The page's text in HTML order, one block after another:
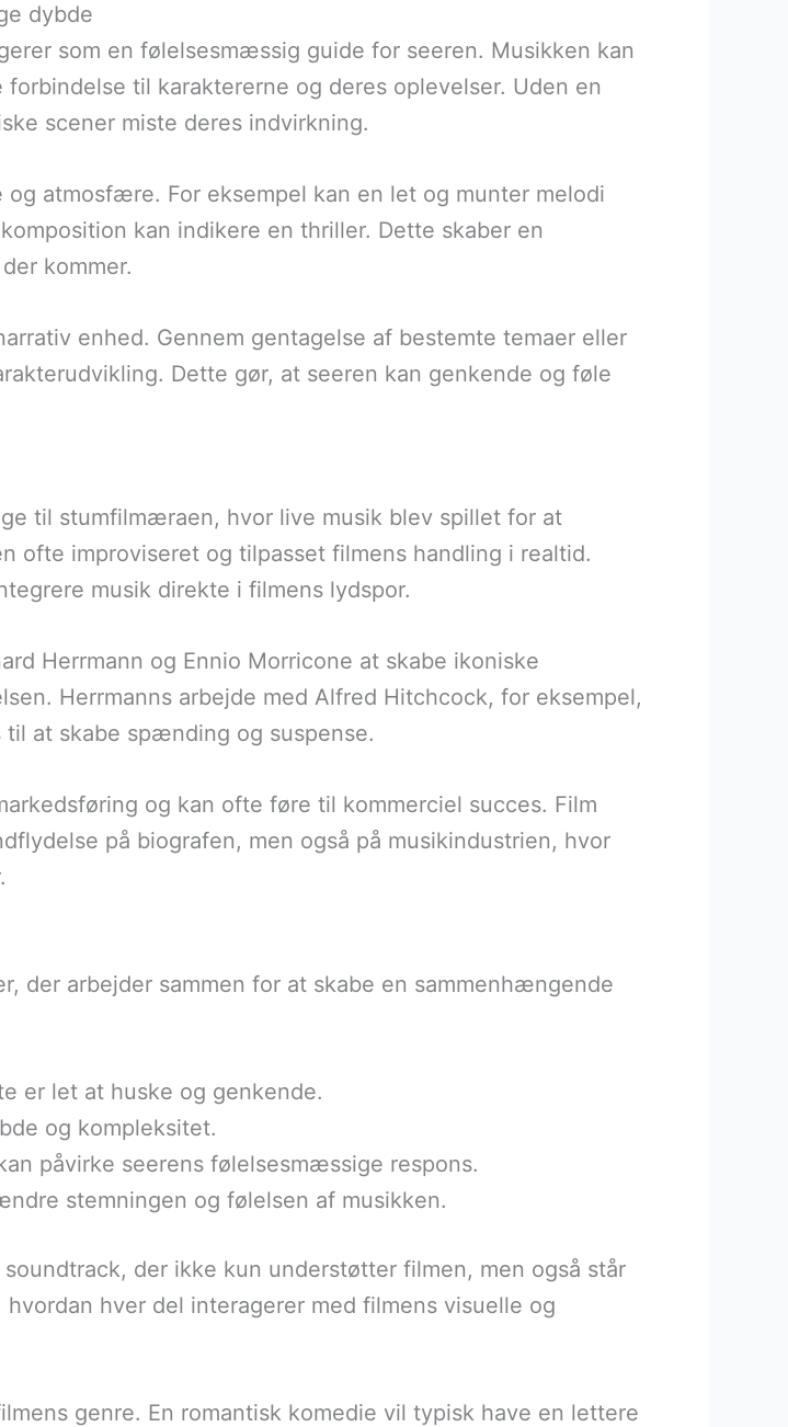
dybde
som en følelsesmæssig guide for seeren. Musikken kan
til karaktererne og deres oplevelser. Uden en
scener miste deres indvirkning.
atmosfære. For eksempel kan en let og munter melodi
kan indikere en thriller. Dette skaber en
kommer.
enhed. Gennem gentagelse af bestemte temaer eller
Dette gør, at seeren kan genkende og føle
til stumfilmæraen, hvor live musik blev spillet for at
ofte improviseret og tilpasset filmens handling i realtid.
musik direkte i filmens lydspor.
Herrmann og Ennio Morricone at skabe ikoniske
Herrmanns arbejde med Alfred Hitchcock, for eksempel,
at skabe spænding og suspense.
og kan ofte føre til kommerciel succes. Film
på biografen, men også på musikindustrien, hvor
der arbejder sammen for at skabe en sammenhængende
er let at huske og genkende.
og kompleksitet.
påvirke seerens følelsesmæssige respons.
stemningen og følelsen af musikken.
der ikke kun understøtter filmen, men også står
hver del interagerer med filmens visuelle og
genre. En romantisk komedie vil typisk have en lettere